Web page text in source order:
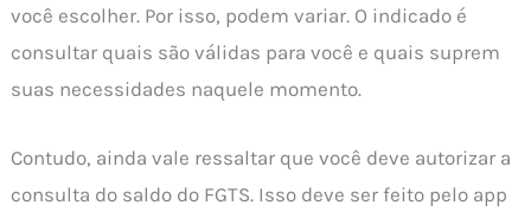
você escolher. Por isso, podem variar. O indicado é
consultar quais são válidas para você e quais suprem
suas necessidades naquele momento.
Contudo, ainda vale ressaltar que você deve autorizar a
consulta do saldo do FGTS. Isso deve ser feito pelo app